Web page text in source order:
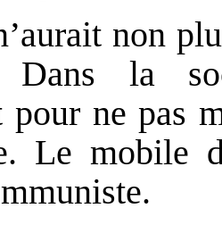
non
Dans la
pour ne pas
Le mobile